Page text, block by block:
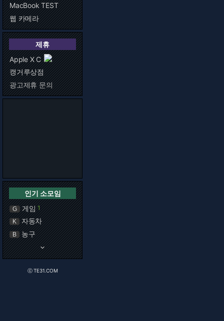
MacBook TEST
웹 카메라
제휴
Apple X C
캥거루상점
광고제휴 문의
인기 소모임
G 게임 1
K 자동차
B 농구
keyboard_arrow_down
ⓒ TE31.COM